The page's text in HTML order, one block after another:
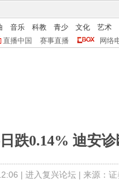
音乐 科教 青少 文化
艺术
直播中国 赛事直播 网络
跌0.14% 迪安
| 进入复兴论坛| 来源：